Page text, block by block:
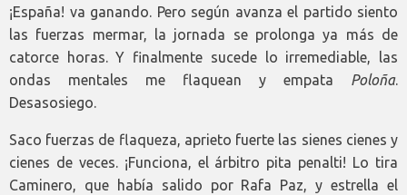
¡España! va ganando. Pero según avanza el partido siento
las fuerzas mermar, la jornada se prolonga ya más de
catorce horas. Y finalmente sucede lo irremediable, las
ondas mentales me flaquean y empata Poloña.
Desasosiego.
Saco fuerzas de flaqueza, aprieto fuerte las sienes cienes y
cienes de veces. ¡Funciona, el árbitro pita penalti! Lo tira
Caminero, que había salido por Rafa Paz, y estrella el